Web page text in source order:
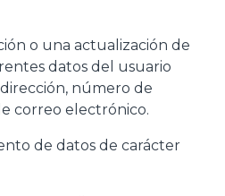
o una actualización de
datos del usuario
número de
correo electrónico.
de datos de carácter